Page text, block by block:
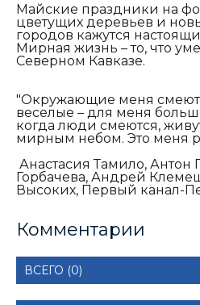
Майские праздники на
цветущих деревьев и
городов кажутся
Мирная жизнь – то, что
Северном Кавказе.
"Окружающие меня
веселые – для меня
когда люди смеются,
мирным небом. Это меня
Анастасия Тамило, Антон
Горбачева, Андрей
Высоких, Первый канал-
Комментарии
ВСЕГО (0)